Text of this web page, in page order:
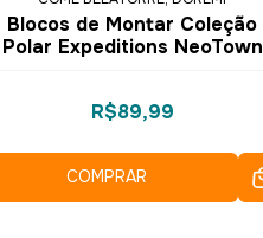
Blocos de Montar Coleção
Polar Expeditions NeoTown
R$89,99
COMPRAR